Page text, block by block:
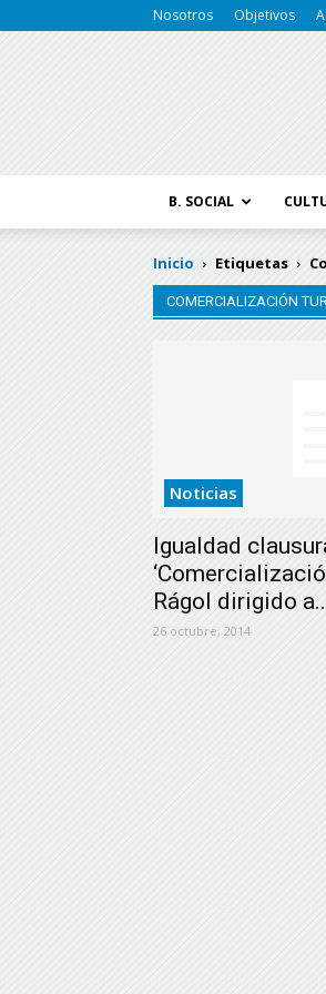
Nosotros Objetivos
B. SOCIAL
Inicio Etiquetas
COMERCIALIZACIÓN
Noticias
Igualdad
Rágol dirigido
26 octubre, 2014